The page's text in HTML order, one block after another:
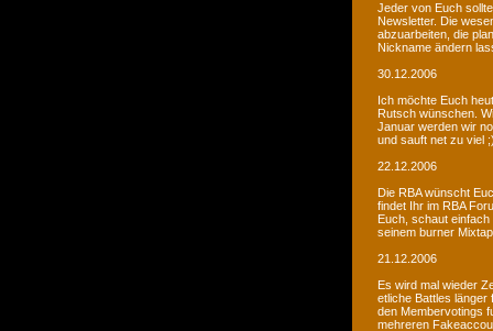
Jeder von Euch
Newsletter. Die
abzuarbeiten, die
Nickname ändern
30.12.2006
Ich möchte Euch
Rutsch wünschen.
Januar werden wir
und sauft net zu viel
22.12.2006
Die RBA wünscht
findet Ihr im RBA
Euch, schaut einfach
seinem burner
21.12.2006
Es wird mal wieder
etliche Battles länger
den Membervotings
mehreren